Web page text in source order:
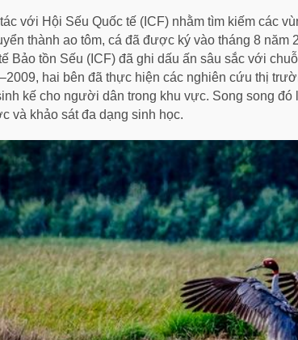
với Hội Sếu Quốc tế (ICF) nhằm tìm kiếm các
thành ao tôm, cá đã được ký vào tháng 8
Bảo tồn Sếu (ICF) đã ghi dấu ấn sâu sắc với
hai bên đã thực hiện các nghiên cứu thị
kế cho người dân trong khu vực. Song song
và khảo sát đa dạng sinh học.